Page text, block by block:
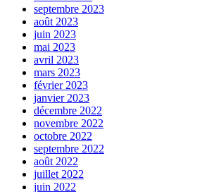
septembre 2023
août 2023
juin 2023
mai 2023
avril 2023
mars 2023
février 2023
janvier 2023
décembre 2022
novembre 2022
octobre 2022
septembre 2022
août 2022
juillet 2022
juin 2022